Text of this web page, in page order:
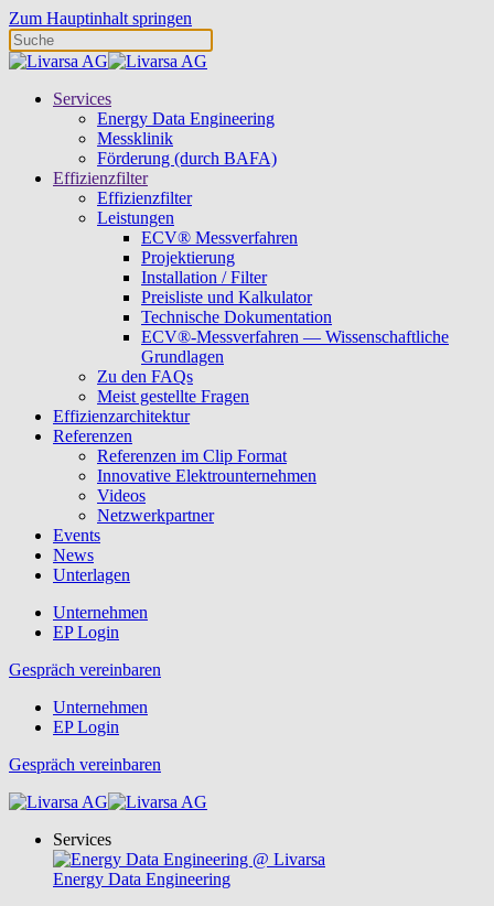
Zum Hauptinhalt springen
Services
Energy Data Engineering
Messklinik
Förderung (durch BAFA)
Effizienzfilter
Effizienzfilter
Leistungen
ECV® Messverfahren
Projektierung
Installation / Filter
Preisliste und Kalkulator
Technische Dokumentation
ECV®-Messverfahren — Wissenschaftliche
Grundlagen
Zu den FAQs
Meist gestellte Fragen
Effizienzarchitektur
Referenzen
Referenzen im Clip Format
Innovative Elektrounternehmen
Videos
Netzwerkpartner
Events
News
Unterlagen
Unternehmen
EP Login
Gespräch vereinbaren
Unternehmen
EP Login
Gespräch vereinbaren
Services
Energy Data Engineering